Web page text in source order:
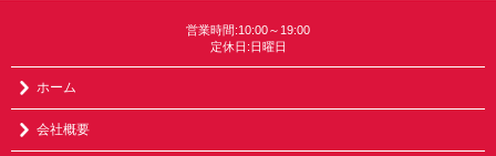
営業時間:10:00～19:00
定休日:日曜日
ホーム
会社概要